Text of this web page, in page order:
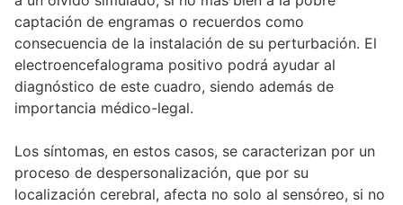
captación de engramas o recuerdos como
consecuencia de la instalación de su perturbación. El
electroencefalograma positivo podrá ayudar al
diagnóstico de este cuadro, siendo además de
importancia médico-legal.
Los síntomas, en estos casos, se caracterizan por un
proceso de despersonalización, que por su
localización cerebral, afecta no solo al sensóreo, si no